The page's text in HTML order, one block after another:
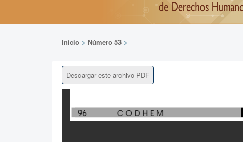
Inicio > Número 53 >
Descargar este archivo PDF